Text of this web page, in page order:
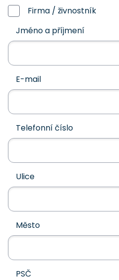
Firma / živnostník
Jméno a příjmení
E-mail
Telefonní číslo
Ulice
Město
PSČ